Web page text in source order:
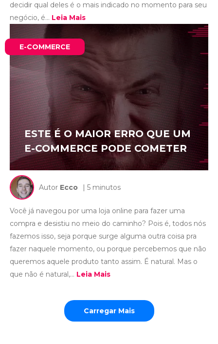
decidir qual deles é o mais indicado no momento para seu
negócio, é... Leia Mais
E-COMMERCE
ESTE É O MAIOR ERRO QUE UM
E-COMMERCE PODE COMETER
Autor Ecco | 5 minutos
Você já navegou por uma loja online para fazer uma
compra e desistiu no meio do caminho? Pois é, todos nós
fazemos isso, seja porque surge alguma outra coisa pra
fazer naquele momento, ou porque percebemos que não
queremos aquele produto tanto assim. É natural. Mas o
que não é natural,... Leia Mais
Carregar Mais